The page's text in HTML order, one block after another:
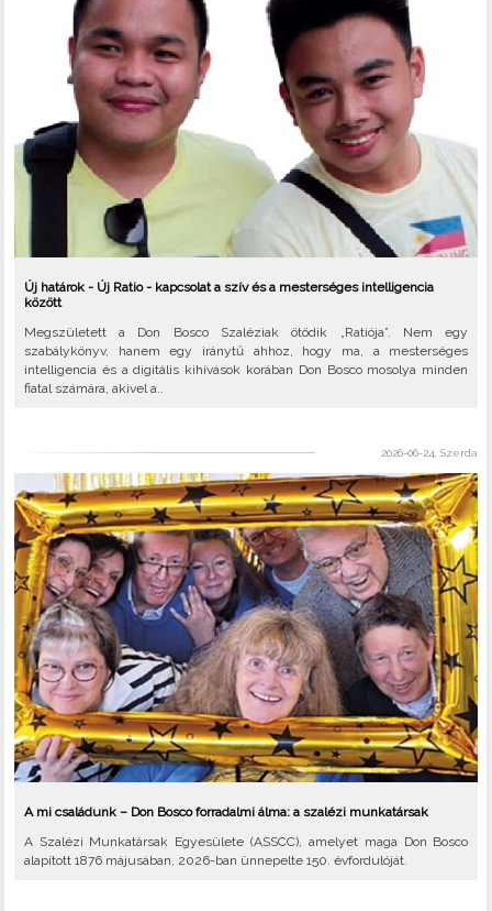
Új határok - Új Ratio - kapcsolat a szív és a mesterséges intelligencia
között
Megszületett a Don Bosco Szaléziak ötödik „Ratiója”. Nem egy
szabálykönyv, hanem egy iránytű ahhoz, hogy ma, a mesterséges
intelligencia és a digitális kihívások korában Don Bosco mosolya minden
fiatal számára, akivel a..
2026-06-24, Szerda
A mi családunk – Don Bosco forradalmi álma: a szalézi munkatársak
A Szalézi Munkatársak Egyesülete (ASSCC), amelyet maga Don Bosco
alapított 1876 májusában, 2026-ban ünnepelte 150. évfordulóját.